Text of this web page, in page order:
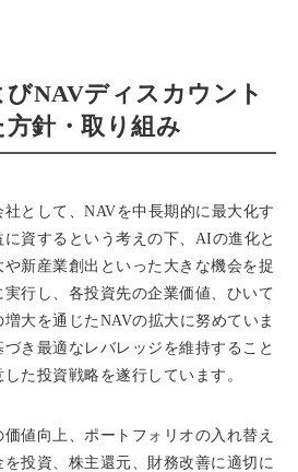
NAVディスカウント
針・取り組み
として、NAVを中長期的に最大化す
資するという考えの下、AIの進化と
新産業創出といった大きな機会を捉
行し、各投資先の企業価値、ひいて
大を通じたNAVの拡大に努めていま
き最適なレバレッジを維持すること
た投資戦略を遂行しています。
値向上、ポートフォリオの入れ替え
投資、株主還元、財務改善に適切に